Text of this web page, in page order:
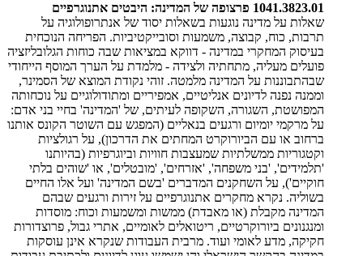
1041.3823.01 פרצופה של המדינה: היבטים אתנוגרפיים
שאלות על מדינה נוגעות בשאלות יסוד של אנתרופולוגיה על
תרבות, כוח, קבוצה, משמעות וסובייקטיביות. הפריחה הנוכחית
בעיסוק המחקרי במדינה - דווקא במציאות שבה כוחות הגלובליזציה
פועלים מעליה, מתחתיה ולצידה - מלמדת על הערך המוסף הייחודי
שבהתבוננות על המדינה מלמטה. זוהי נקודת המוצא של הסמינר,
וממנה נפנה לדיונים אנליטיים, אמפיריים ומתודולוגיים על נוכחותה
המפושטת, השגורה, השקופה לעיתים, של 'המדינה' בחיי בני אדם:
על מרקמי יומיום ורגעים בנאליים (המפגש עם השוטר הקונס אותנו
ברחוב או עם הביורוקרט המחתים את הדרכון), על רגולציות
וקטגוריות ממשלתיות שמעצבות חוויות וביוגרפיות (בהיותנו
'תלמידים', 'בני משפחה', 'אזרחים', 'מובטלים', או 'שוהים בלתי
חוקיים'), על השחקנים המדברים 'בשם המדינה' ועל אלו החיים
בשוליה. נקרא מחקרים אתנוגרפיים על זירות ורגעים שבהם
המדינה מקבלת (או מאבדת) ממשות ומשמעות וכוח: מוסדות
ומנגנונים ביורוקרטיים, ריטואלים לאומיים, אתרי גבול, פרוצדורות
חקיקה, מדע לאומי ועוד. מרבית העבודות שנקרא אינן עוסקות